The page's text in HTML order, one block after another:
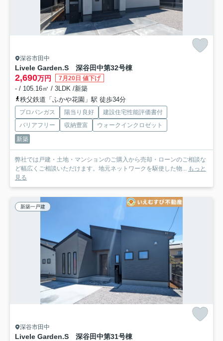
深谷市田中
Livele Garden.S 深谷田中第32号棟
2,690万円 7月20日 値下げ
- / 105.16㎡ / 3LDK /新築
秩父鉄道「ふかや花園」駅 徒歩34分
プロパンガス 陽当り良好
建設住宅性能評価書付
バリアフリー
収納豊富
ウォークインクロゼット
新築
弊社では戸建・土地・マンションのご購入から売却・ローンのご相談な
ど幅広くご相談いただけます。地元ネットワークを駆使した物... もっと
見る
新築一戸建
深谷市田中
Livele Garden.S 深谷田中第31号棟